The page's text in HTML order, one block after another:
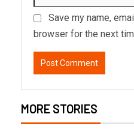
Save my name,
browser for the next
MORE STORIES